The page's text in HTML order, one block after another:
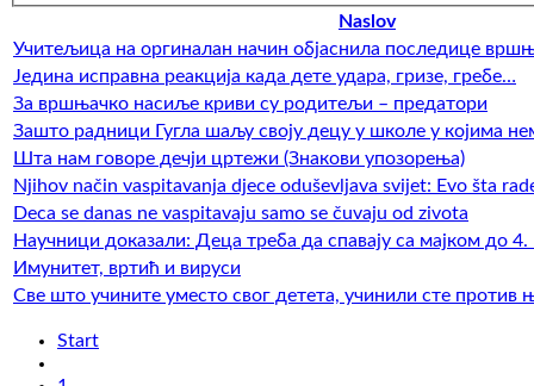
Naslov
Учитељица на оргиналан начин објаснила последице
Једина исправна реакција када дете удара, гризе, гребе…
За вршњачко насиље криви су родитељи – предатори
Зашто радници Гугла шаљу своју децу у школе у којима
Шта нам говоре дечји цртежи (Знакови упозорења)
Njihov način vaspitavanja djece oduševljava svijet: Evo šta
Deca se danas ne vaspitavaju samo se čuvaju od zivota
Научници доказали: Деца треба да спавају са мајком до 4.
Имунитет, вртић и вируси
Све што учините уместо свог детета, учинили сте против
Start